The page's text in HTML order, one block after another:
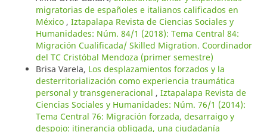
migratorias de españoles e italianos calificados en
México , Iztapalapa Revista de Ciencias Sociales y
Humanidades: Núm. 84/1 (2018): Tema Central 84:
Migración Cualificada/ Skilled Migration. Coordinador
del TC Cristóbal Mendoza (primer semestre)
Brisa Varela, Los desplazamientos forzados y la
desterritorialización como experiencia traumática
personal y transgeneracional , Iztapalapa Revista de
Ciencias Sociales y Humanidades: Núm. 76/1 (2014):
Tema Central 76: Migración forzada, desarraigo y
despojo: itinerancia obligada, una ciudadanía